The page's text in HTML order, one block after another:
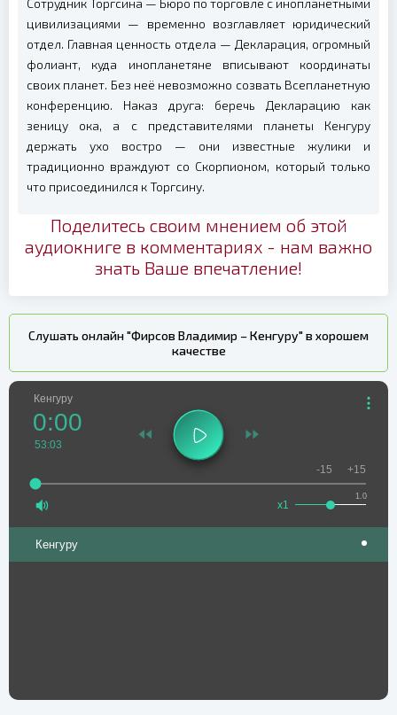
Сотрудник Торгсина — Бюро по торговле с инопланетными
цивилизациями — временно возглавляет юридический
отдел. Главная ценность отдела — Декларация, огромный
фолиант, куда инопланетяне вписывают координаты
своих планет. Без неё невозможно созвать Всепланетную
конференцию. Наказ друга: беречь Декларацию как
зеницу ока, а с представителями планеты Кенгуру
держать ухо востро — они известные жулики и
традиционно враждуют со Скорпионом, который только
что присоединился к Торгсину.
Поделитесь своим мнением об этой
аудиокниге в комментариях - нам важно
знать Ваше впечатление!
Слушать онлайн "Фирсов Владимир – Кенгуру" в хорошем
качестве
Кенгуру
0:00
53:03
1.0
x1
-15 +15
Кенгуру